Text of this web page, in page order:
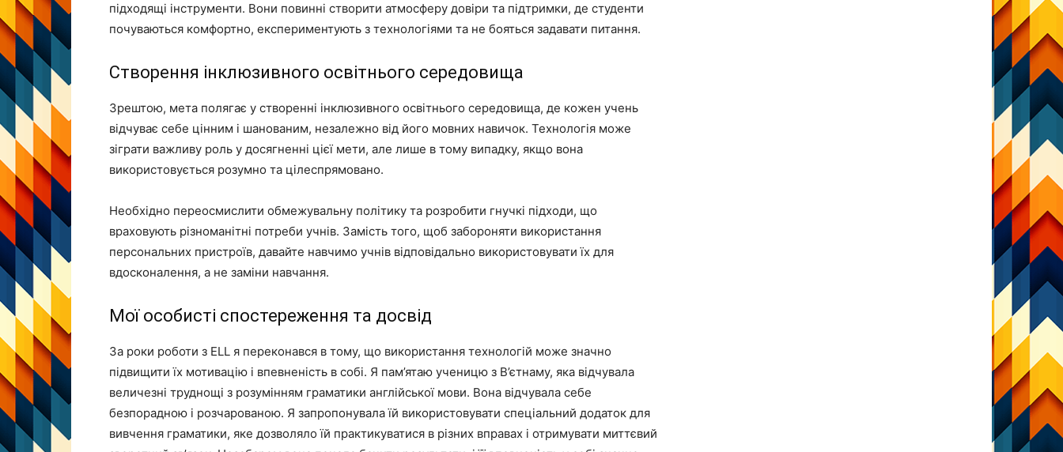
підходящі інструменти. Вони повинні створити атмосферу довіри та підтримки, де студенти
почуваються комфортно, експериментують з технологіями та не бояться задавати питання.
Створення інклюзивного освітнього середовища
Зрештою, мета полягає у створенні інклюзивного освітнього середовища, де кожен учень
відчуває себе цінним і шанованим, незалежно від його мовних навичок. Технологія може
зіграти важливу роль у досягненні цієї мети, але лише в тому випадку, якщо вона
використовується розумно та цілеспрямовано.
Необхідно переосмислити обмежувальну політику та розробити гнучкі підходи, що
враховують різноманітні потреби учнів. Замість того, щоб забороняти використання
персональних пристроїв, давайте навчимо учнів відповідально використовувати їх для
вдосконалення, а не заміни навчання.
Мої особисті спостереження та досвід
За роки роботи з ELL я переконався в тому, що використання технологій може значно
підвищити їх мотивацію і впевненість в собі. Я пам’ятаю ученицю з В’єтнаму, яка відчувала
величезні труднощі з розумінням граматики англійської мови. Вона відчувала себе
безпорадною і розчарованою. Я запропонувала їй використовувати спеціальний додаток для
вивчення граматики, яке дозволяло їй практикуватися в різних вправах і отримувати миттєвий